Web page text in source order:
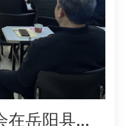
市茶叶学会2024年年会在岳阳县召开